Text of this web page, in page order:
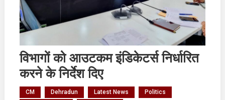
विभागों को आउटकम इंडिकेटर्स निर्धारित
करने के निर्देश दिए
CM Dehradun Latest News
Politics